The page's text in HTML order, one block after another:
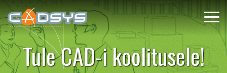
Tule CAD-i koolitusele!